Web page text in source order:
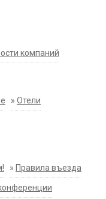
компаний
» Отели
» Правила въезда